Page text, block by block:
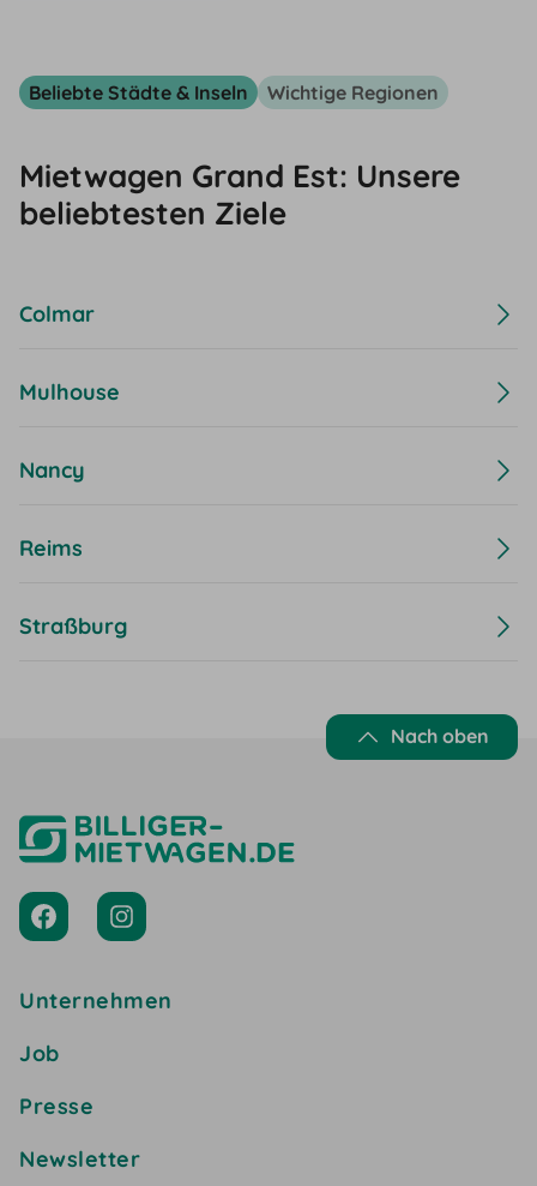
Beliebte Städte & Inseln Wichtige Regionen
Mietwagen Grand Est: Unsere
beliebtesten Ziele
Colmar
Mulhouse
Nancy
Reims
Straßburg
Nach oben
Unternehmen
Job
Presse
Newsletter